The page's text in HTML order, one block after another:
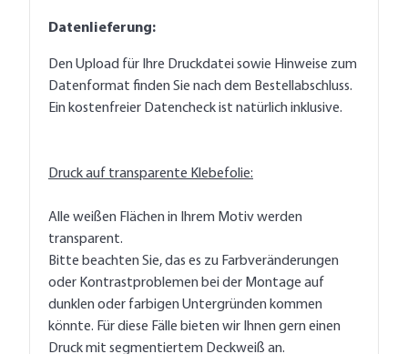
Datenlieferung:
Den Upload für Ihre Druckdatei sowie Hinweise zum
Datenformat finden Sie nach dem Bestellabschluss.
Ein kostenfreier Datencheck ist natürlich inklusive.
Druck auf transparente Klebefolie:
Alle weißen Flächen in Ihrem Motiv werden
transparent.
Bitte beachten Sie, das es zu Farbveränderungen
oder Kontrastproblemen bei der Montage auf
dunklen oder farbigen Untergründen kommen
könnte. Für diese Fälle bieten wir Ihnen gern einen
Druck mit segmentiertem Deckweiß an.